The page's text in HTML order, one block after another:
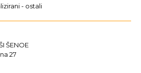
- ostali
ŠENOE
27